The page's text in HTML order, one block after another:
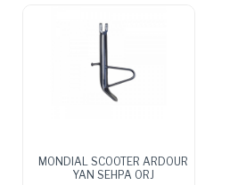
MONDIAL SCOOTER ARDOUR
YAN SEHPA ORJ